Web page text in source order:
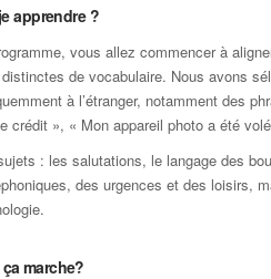
apprendre ?
vous allez commencer à
de vocabulaire. Nous avons
à l’étranger, notamment des
crédit », « Mon appareil photo a été
: les salutations, le langage des
des urgences et des loisirs,
marche?